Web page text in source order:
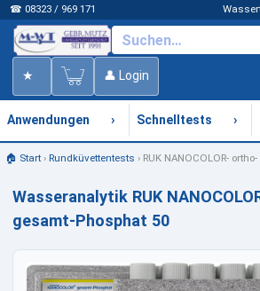
☎ 08323 / 969 171
★ 👤 Login
Anwendungen › Schnelltests ›
🏠 Start› Rundküvettentests › RUK NANOCOLOR-
Wasseranalytik RUK
gesamt-Phosphat 50